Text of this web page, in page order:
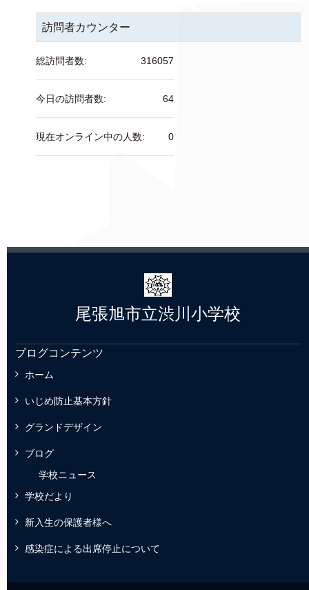
訪問者カウンター
316057
総訪問者数:
64
今日の訪問者数:
0
現在オンライン中の人数:
尾張旭市立渋川小学校
ブログコンテンツ
ホーム
いじめ防止基本方針
グランドデザイン
ブログ
学校ニュース
学校だより
新入生の保護者様へ
感染症による出席停止について